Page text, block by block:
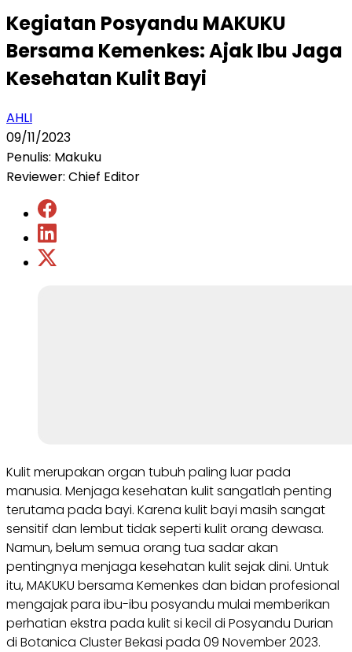
Kegiatan Posyandu MAKUKU
Bersama Kemenkes: Ajak Ibu Jaga
Kesehatan Kulit Bayi
AHLI
09/11/2023
Penulis: Makuku
Reviewer: Chief Editor
Kulit merupakan organ tubuh paling luar pada
manusia. Menjaga kesehatan kulit sangatlah penting
terutama pada bayi. Karena kulit bayi masih sangat
sensitif dan lembut tidak seperti kulit orang dewasa.
Namun, belum semua orang tua sadar akan
pentingnya menjaga kesehatan kulit sejak dini. Untuk
itu, MAKUKU bersama Kemenkes dan bidan profesional
mengajak para ibu-ibu posyandu mulai memberikan
perhatian ekstra pada kulit si kecil di Posyandu Durian
di Botanica Cluster Bekasi pada 09 November 2023.